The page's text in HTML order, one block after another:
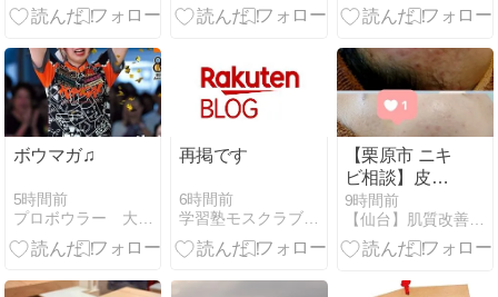
在も営業中 閉
セール続く
ードから猛追
差で逃げ切る
ボウマガ♫
5時間前
プロボウラー 大石奈緒
再掲です
6時間前
学習塾モスクラブ通信
【栗原市 ニキ
ビ相談】皮膚
科でもなかな
か変わらない
方が見落とし
9時間前
【仙台】肌質改善スキンケアサロンＡｍｉＡ